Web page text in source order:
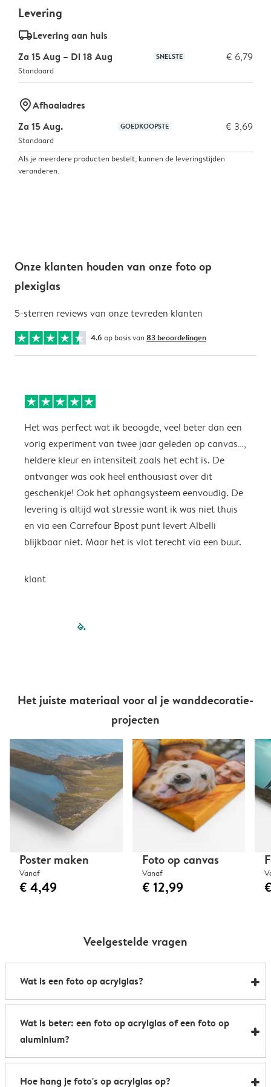
Levering
delivery_standard_v2Levering aan huis
Za 15 Aug – Di 18 Aug
SNELSTE € 6,79
Standaard
marker-pinAfhaaladres
Za 15 Aug.
GOEDKOOPSTE € 3,69
Standaard
Als je meerdere producten bestelt, kunnen de leveringstijden
veranderen.
Onze klanten houden van onze foto op
plexiglas
5-sterren reviews van onze tevreden klanten
4.6 op basis van 83 beoordelingen
Het was perfect wat ik beoogde, veel beter dan een
vorig experiment van twee jaar geleden op canvas…,
heldere kleur en intensiteit zoals het echt is. De
ontvanger was ook heel enthousiast over dit
geschenkje! Ook het ophangsysteem eenvoudig. De
levering is altijd wat stressie want ik was niet thuis
en via een Carrefour Bpost punt levert Albelli
blijkbaar niet. Maar het is vlot terecht via een buur.
klant
filled-pagination
Het juiste materiaal voor al je wanddecoratie-
projecten
Poster maken
Vanaf
€ 4,49
Foto op canvas
Vanaf
€ 12,99
Veelgestelde vragen
Wat is een foto op acrylglas?
Door een foto op acrylglas te laten drukken haal een
je glanzend, galeriewaardig kunstwerk in huis. Het
acrylglas laat de kleuren er levendig uitzien en geeft
de foto een bijna 3D-effect, terwijl het materiaal
Wat is beter: een foto op acrylglas of een foto op
aluminium?
Beide materialen laten op een stijlvolle manier jouw
momenten zien. Een foto op acrylglas geeft je die
Hoe hang je foto's op acrylglas op?